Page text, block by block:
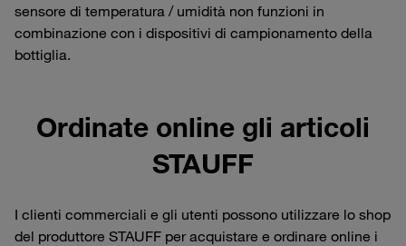
sensore di temperatura / umidità non funzioni in
combinazione con i dispositivi di campionamento della
bottiglia.
Ordinate online gli articoli
STAUFF
I clienti commerciali e gli utenti possono utilizzare lo shop
del produttore STAUFF per acquistare e ordinare online i